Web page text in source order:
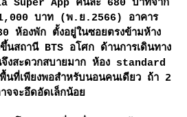
Super App คืนละ 680 บาทจาก
บาท (พ.ย.2566) อาคาร
ห้องพัก ตั้งอยู่ในซอยตรงข้ามห้าง
สถานี BTS อโศก ด้านการเดินทาง
จึงสะดวกสบายมาก ห้อง standard
นที่เพียงพอสำหรับนอนคนเดียว ถ้า 2
จจะอึดอัดเล็กน้อ